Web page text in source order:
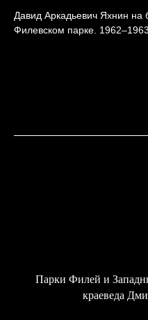
Давид Аркадьевич Яхнин на
Филевском парке. 1962–1963.
Парки Филей и
краеведа